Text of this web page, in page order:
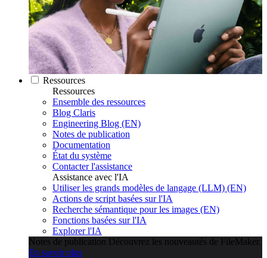
Ressources
Ressources
Ensemble des ressources
Blog Claris
Engineering Blog (EN)
Notes de publication
Documentation
État du système
Contacter l'assistance
Assistance avec l'IA
Utiliser les grands modèles de langage (LLM) (EN)
Actions de script basées sur l'IA
Recherche sémantique pour les images (EN)
Fonctions basées sur l'IA
Explorer l'IA
Notes de publication Découvrez les nouveautés de FileMaker.
En savoir plus